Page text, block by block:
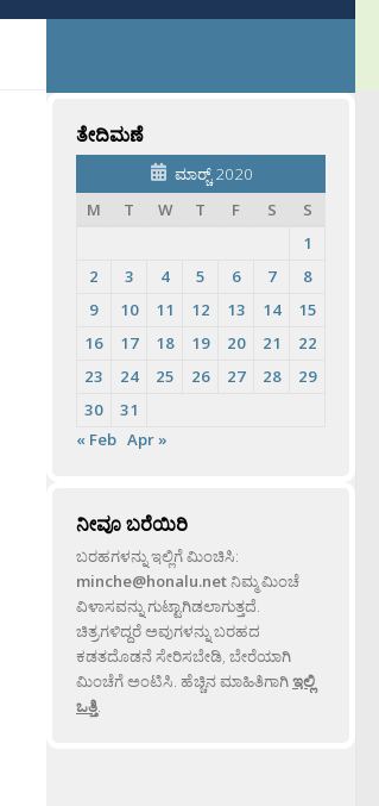
ತೇದಿಮಣೆ
ಮಾರ್‍ಚ್ 2020
M
T W T F S
S
1
2
3 4 5 6 7
8
9
10 11 12 13 14
15
16
17 18 19 20 21
22
23
24 25 26 27 28
29
30
31
« Feb Apr »
ನೀವೂ ಬರೆಯಿರಿ
ಬರಹಗಳನ್ನು ಇಲ್ಲಿಗೆ ಮಿಂಚಿಸಿ:
minche@honalu.netನಿಮ್ಮ ಮಿಂಚೆ
ವಿಳಾಸವನ್ನು ಗುಟ್ಟಾಗಿಡಲಾಗುತ್ತದೆ.
ಚಿತ್ರಗಳಿದ್ದರೆ ಅವುಗಳನ್ನು ಬರಹದ
ಕಡತದೊಡನೆ ಸೇರಿಸಬೇಡಿ, ಬೇರೆಯಾಗಿ
ಮಿಂಚೆಗೆ ಅಂಟಿಸಿ. ಹೆಚ್ಚಿನ ಮಾಹಿತಿಗಾಗಿಇಲ್ಲಿ
ಒತ್ತಿ.